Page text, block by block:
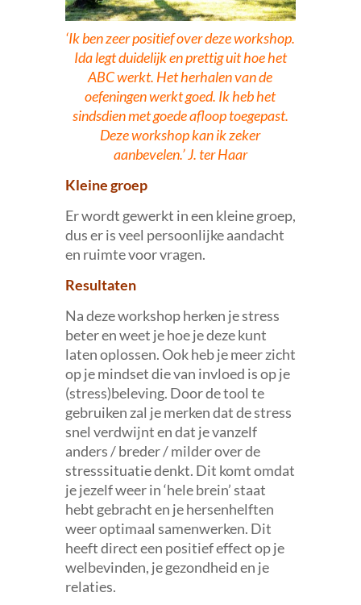
‘Ik ben zeer positief over deze workshop.
Ida legt duidelijk en prettig uit hoe het
ABC werkt. Het herhalen van de
oefeningen werkt goed. Ik heb het
sindsdien met goede afloop toegepast.
Deze workshop kan ik zeker
aanbevelen.’ J. ter Haar
Kleine groep
Er wordt gewerkt in een kleine groep,
dus er is veel persoonlijke aandacht
en ruimte voor vragen.
Resultaten
Na deze workshop herken je stress
beter en weet je hoe je deze kunt
laten oplossen. Ook heb je meer zicht
op je mindset die van invloed is op je
(stress)beleving. Door de tool te
gebruiken zal je merken dat de stress
snel verdwijnt en dat je vanzelf
anders / breder / milder over de
stresssituatie denkt. Dit komt omdat
je jezelf weer in ‘hele brein’ staat
hebt gebracht en je hersenhelften
weer optimaal samenwerken. Dit
heeft direct een positief effect op je
welbevinden, je gezondheid en je
relaties.